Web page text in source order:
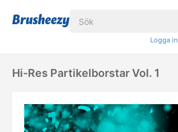
Logga in
Hi-Res Partikelborstar Vol. 1